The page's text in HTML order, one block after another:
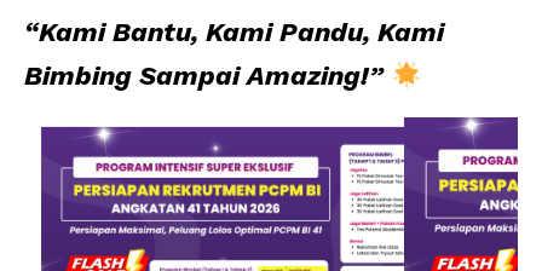
“Kami Bantu, Kami Pandu, Kami
Bimbing Sampai Amazing!”